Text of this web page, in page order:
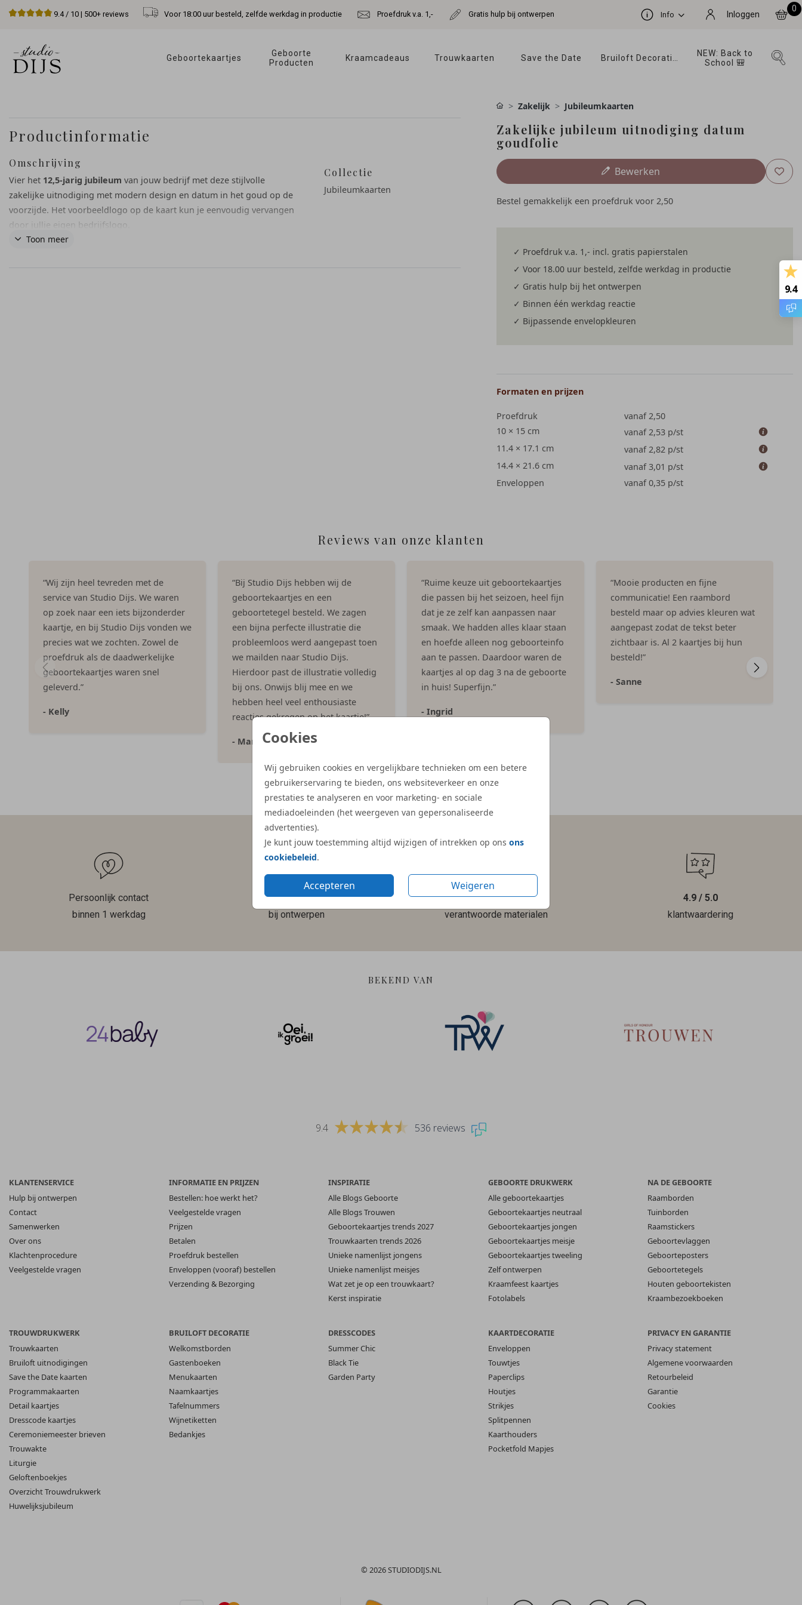
9.4/ 10 | 500+ reviews Voor 18:00 uur besteld, zelfde werkdag in productie Proefdruk v.a. 1,- Gratis hulp bij ontwerpen Info Inloggen
0
Geboortekaartjes
Geboorte
Producten
Kraamcadeaus Trouwkaarten Save the Date
NEW: Back to
School 🎒
Cookies
Wij gebruiken cookies en vergelijkbare technieken om een betere
gebruikerservaring te bieden, ons websiteverkeer en onze
prestaties te analyseren en voor marketing- en sociale
mediadoeleinden (het weergeven van gepersonaliseerde
advertenties).
Je kunt jouw toestemming altijd wijzigen of intrekken op ons ons
cookiebeleid.
Accepteren Weigeren
Productinformatie
Omschrijving
Vier het 12,5-jarig jubileum van jouw bedrijf met deze stijlvolle
zakelijke uitnodiging met modern design en datum in het goud op de
voorzijde. Het voorbeeldlogo op de kaart kun je eenvoudig vervangen
door jullie eigen bedrijfslogo.
Toon meer
Collectie
Jubileumkaarten
Zakelijk Jubileumkaarten
Zakelijke jubileum uitnodiging datum
goudfolie
Bewerken
Bestel gemakkelijk een proefdruk voor 2,50
✓ Proefdruk v.a. 1,- incl. gratis papierstalen
✓ Voor 18.00 uur besteld, zelfde werkdag in productie
✓ Gratis hulp bij het ontwerpen
✓ Binnen één werkdag reactie
✓ Bijpassende envelopkleuren
Formaten en prijzen
Proefdruk
vanaf 2,50
10 × 15 cm
vanaf 2,53 p/st
11.4 × 17.1 cm
vanaf 2,82 p/st
14.4 × 21.6 cm
vanaf 3,01 p/st
Enveloppen
vanaf 0,35 p/st
9.4
Reviews van onze klanten
“Wij zijn heel tevreden met de
service van Studio Dijs. We waren
op zoek naar een iets bijzonderder
kaartje, en bij Studio Dijs vonden we
precies wat we zochten. Zowel de
proefdruk als de daadwerkelijke
geboortekaartjes waren snel
geleverd.”
- Kelly
“Bij Studio Dijs hebben wij de
geboortekaartjes en een
geboortetegel besteld. We zagen
een bijna perfecte illustratie die
probleemloos werd aangepast toen
we mailden naar Studio Dijs.
Hierdoor past de illustratie volledig
bij ons. Onwijs blij mee en we
hebben heel veel enthousiaste
reacties gekregen op het kaartje!”
- Marloes
“Ruime keuze uit geboortekaartjes
die passen bij het seizoen, heel fijn
dat je ze zelf kan aanpassen naar
smaak. We hadden alles klaar staan
en hoefde alleen nog geboorteinfo
aan te passen. Daardoor waren de
kaartjes al op dag 3 na de geboorte
in huis! Superfijn.”
- Ingrid
“Mooie producten en fijne
communicatie! Een raambord
besteld maar op advies kleuren wat
aangepast zodat de tekst beter
zichtbaar is. Al 2 kaartjes bij hun
besteld!”
- Sanne
Meer reviews
Persoonlijk contact
binnen 1 werkdag
Gratis hulp
bij ontwerpen
Duurzame en
verantwoorde materialen
4.9 / 5.0
klantwaardering
BEKEND VAN
9.4 536 reviews
KLANTENSERVICE
Hulp bij ontwerpen
Contact
Samenwerken
Over ons
Klachtenprocedure
Veelgestelde vragen
INFORMATIE EN PRIJZEN
Bestellen: hoe werkt het?
Veelgestelde vragen
Prijzen
Betalen
Proefdruk bestellen
Enveloppen (vooraf) bestellen
Verzending & Bezorging
INSPIRATIE
Alle Blogs Geboorte
Alle Blogs Trouwen
Geboortekaartjes trends 2027
Trouwkaarten trends 2026
Unieke namenlijst jongens
Unieke namenlijst meisjes
Wat zet je op een trouwkaart?
Kerst inspiratie
GEBOORTE DRUKWERK
Alle geboortekaartjes
Geboortekaartjes neutraal
Geboortekaartjes jongen
Geboortekaartjes meisje
Geboortekaartjes tweeling
Zelf ontwerpen
Kraamfeest kaartjes
Fotolabels
NA DE GEBOORTE
Raamborden
Tuinborden
Raamstickers
Geboortevlaggen
Geboorteposters
Geboortetegels
Houten geboortekisten
Kraambezoekboeken
TROUWDRUKWERK
Trouwkaarten
Bruiloft uitnodigingen
Save the Date kaarten
Programmakaarten
Detail kaartjes
Dresscode kaartjes
Ceremoniemeester brieven
Trouwakte
Liturgie
Geloftenboekjes
Overzicht Trouwdrukwerk
Huwelijksjubileum
BRUILOFT DECORATIE
Welkomstborden
Gastenboeken
Menukaarten
Naamkaartjes
Tafelnummers
Wijnetiketten
Bedankjes
DRESSCODES
Summer Chic
Black Tie
Garden Party
KAARTDECORATIE
Enveloppen
Touwtjes
Paperclips
Houtjes
Strikjes
Splitpennen
Kaarthouders
Pocketfold Mapjes
PRIVACY EN GARANTIE
Privacy statement
Algemene voorwaarden
Retourbeleid
Garantie
Cookies
© 2026 STUDIODIJS.NL